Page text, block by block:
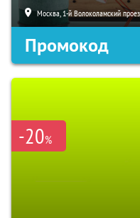
Москва, 1-й Волоколамский
Промокод
-20%